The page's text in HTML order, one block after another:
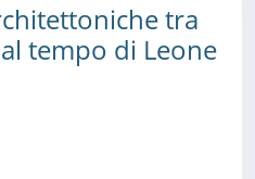
tra
tempo di Leone